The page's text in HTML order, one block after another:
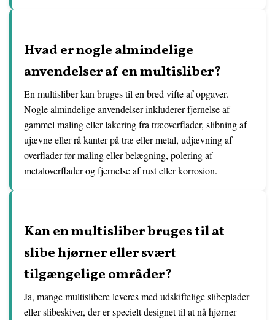
Hvad er nogle almindelige
anvendelser af en multisliber?
En multisliber kan bruges til en bred vifte af opgaver.
Nogle almindelige anvendelser inkluderer fjernelse af
gammel maling eller lakering fra træoverflader, slibning af
ujævne eller rå kanter på træ eller metal, udjævning af
overflader før maling eller belægning, polering af
metaloverflader og fjernelse af rust eller korrosion.
Kan en multisliber bruges til at
slibe hjørner eller svært
tilgængelige områder?
Ja, mange multislibere leveres med udskiftelige slibeplader
eller slibeskiver, der er specielt designet til at nå hjørner